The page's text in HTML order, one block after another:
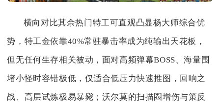
横向对比其余热门特工可直观凸显杨大师综合优
势，特工金依靠40%常驻暴击率成为纯输出天花板，
但无任何生存相关被动，面对高频弹幕BOSS、海量围
堵小怪时容错极低，仅适合低压力快速推图，回响之
战、高层试炼极易暴毙；沃尔莫的扫描圈增伤与策反